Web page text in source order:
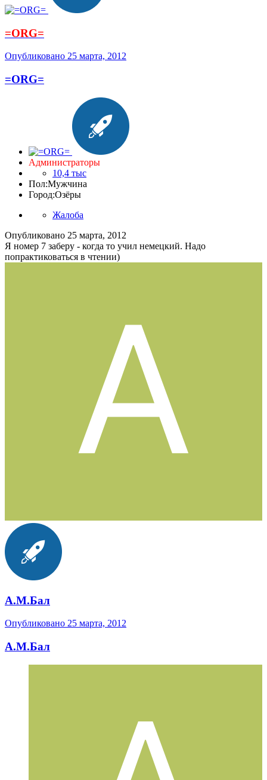
=ORG=
Опубликовано 25 марта, 2012
=ORG=
Администраторы
10,4 тыс
Пол:Мужчина
Город:Озёры
Жалоба
Опубликовано 25 марта, 2012
Я номер 7 заберу - когда то учил немецкий. Надо
попрактиковаться в чтении)
А.М.Бал
Опубликовано 25 марта, 2012
А.М.Бал